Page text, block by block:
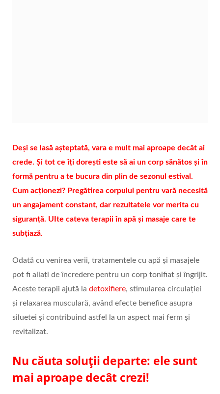
Deși se lasă așteptată, vara e mult mai aproape decât ai
crede. Și tot ce îți dorești este să ai un corp sănătos și în
formă pentru a te bucura din plin de sezonul estival.
Cum acționezi? Pregătirea corpului pentru vară necesită
un angajament constant, dar rezultatele vor merita cu
siguranță. UIte cateva terapii în apă și masaje care te
subțiază.
Odată cu venirea verii, tratamentele cu apă și masajele
pot fi aliați de încredere pentru un corp tonifiat și îngrijit.
Aceste terapii ajută la detoxifiere, stimularea circulației
și relaxarea musculară, având efecte benefice asupra
siluetei și contribuind astfel la un aspect mai ferm și
revitalizat.
Nu căuta soluții departe: ele sunt
mai aproape decât crezi!